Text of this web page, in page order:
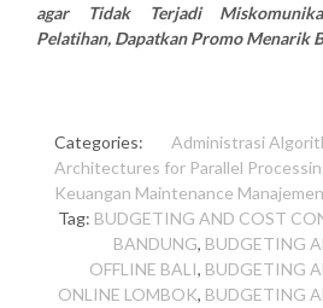
agar Tidak Terjadi
Pelatihan, Dapatkan Promo Menarik
Categories: Administrasi
Architectures for Parallel
Keuangan Maintenance Manajemen
Tag: BUDGETING AND COST
BANDUNG, BUDGETING
OFFLINE BALI, BUDGETING
ONLINE LOMBOK, BUDGETING